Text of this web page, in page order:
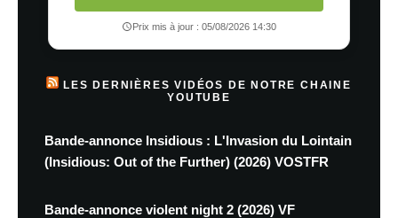
Prix mis à jour : 05/08/2026 14:30
LES DERNIÈRES VIDÉOS DE NOTRE CHAINE
YOUTUBE
Bande-annonce Insidious : L'Invasion du Lointain
(Insidious: Out of the Further) (2026) VOSTFR
Bande-annonce violent night 2 (2026) VF